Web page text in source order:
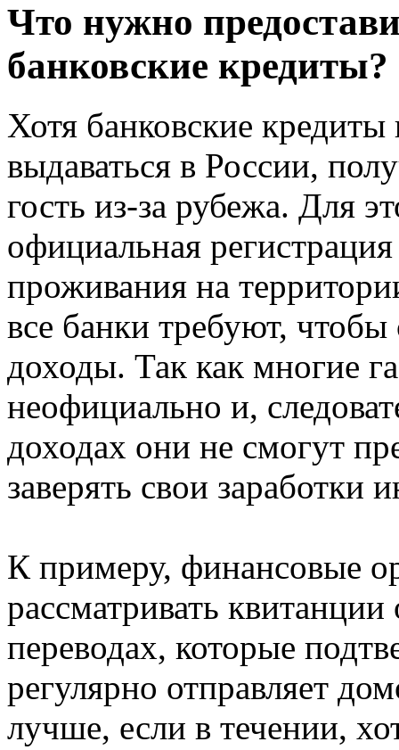
Что нужно
банковские кредиты?
Хотя банковские
выдаваться в России,
гость из-за рубежа. Для
официальная
проживания на
все банки требуют, чтобы
доходы. Так как многие
неофициально и,
доходах они не смогут
заверять свои
К примеру, финансовые
рассматривать
переводах, которые
регулярно отправляет
лучше, если в течении,